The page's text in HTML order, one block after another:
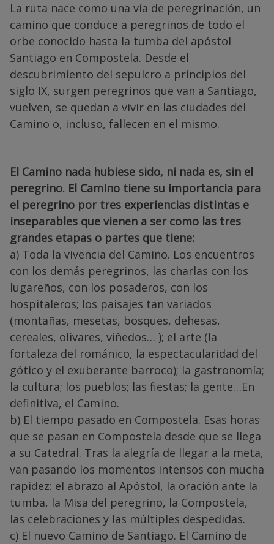
La ruta nace como una vía de peregrinación, un
camino que conduce a peregrinos de todo el
orbe conocido hasta la tumba del apóstol
Santiago en Compostela. Desde el
descubrimiento del sepulcro a principios del
siglo IX, surgen peregrinos que van a Santiago,
vuelven, se quedan a vivir en las ciudades del
Camino o, incluso, fallecen en el mismo.
El Camino nada hubiese sido, ni nada es, sin el
peregrino. El Camino tiene su importancia para
el peregrino por tres experiencias distintas e
inseparables que vienen a ser como las tres
grandes etapas o partes que tiene:
a) Toda la vivencia del Camino. Los encuentros
con los demás peregrinos, las charlas con los
lugareños, con los posaderos, con los
hospitaleros; los paisajes tan variados
(montañas, mesetas, bosques, dehesas,
cereales, olivares, viñedos… ); el arte (la
fortaleza del románico, la espectacularidad del
gótico y el exuberante barroco); la gastronomía;
la cultura; los pueblos; las fiestas; la gente…En
definitiva, el Camino.
b) El tiempo pasado en Compostela. Esas horas
que se pasan en Compostela desde que se llega
a su Catedral. Tras la alegría de llegar a la meta,
van pasando los momentos intensos con mucha
rapidez: el abrazo al Apóstol, la oración ante la
tumba, la Misa del peregrino, la Compostela,
las celebraciones y las múltiples despedidas.
c) El nuevo Camino de Santiago. El Camino de